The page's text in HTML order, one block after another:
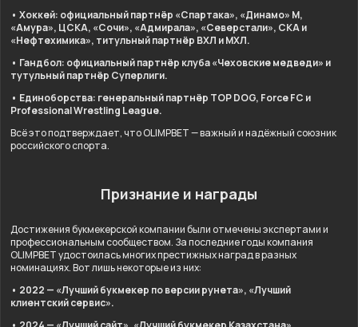
• Хоккей: официальный партнёр «Спартака», «Динамо» М,
«Амура», ЦСКА, «Сочи», «Адмирала», «Северстали», СКА и
«Нефтехимика», титульный партнёр ВХЛ и МХЛ.
• Гандбол: официальный партнёр клуба «Чеховские медведи» и
тутульный партнёр Суперлиги.
• Единоборства: генеральный партнёр TOP DOG, Force FC и
Professional Wrestling League.
Всё это подтверждает, что OLIMPBET — важный и надёжный союзник
российского спорта.
Признание и награды
Достижения букмекерской компании были отмечены экспертами и
профессиональным сообществом. За последние годы компания
OLIMPBET удостоилась многих престижных наград в разных
номинациях. Вот лишь некоторые из них:
• 2022 — «Лучший букмекер по версии рунета», «Лучший
клиентский сервис».